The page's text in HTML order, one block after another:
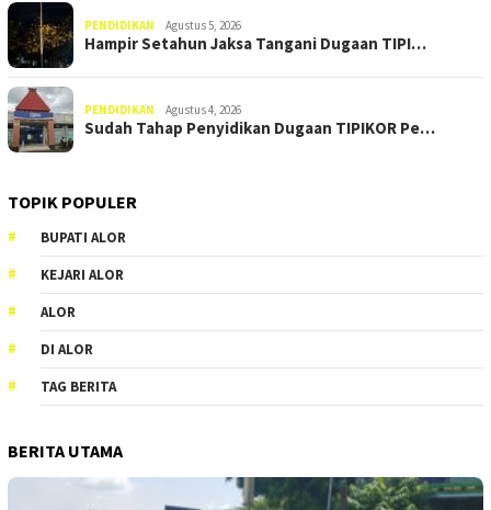
PENDIDIKAN Agustus 5, 2026
Hampir Setahun Jaksa Tangani Dugaan TIPI…
PENDIDIKAN Agustus 4, 2026
Sudah Tahap Penyidikan Dugaan TIPIKOR Pe…
TOPIK POPULER
BUPATI ALOR
KEJARI ALOR
ALOR
DI ALOR
TAG BERITA
BERITA UTAMA